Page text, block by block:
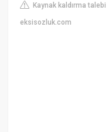
Kaynak kaldırma talebi
eksisozluk.com